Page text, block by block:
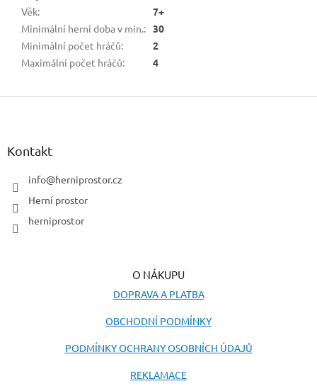
Věk:
7+
Minimální herní doba v min.: 30
Minimální počet hráčů:
2
Maximální počet hráčů: 4
Z
Kontakt
info@herniprostor.cz
Herní prostor
herniprostor
O NÁKUPU
DOPRAVA A PLATBA
OBCHODNÍ PODMÍNKY
PODMÍNKY OCHRANY OSOBNÍCH ÚDAJŮ
REKLAMACE